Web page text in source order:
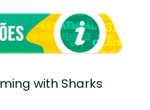
with Sharks